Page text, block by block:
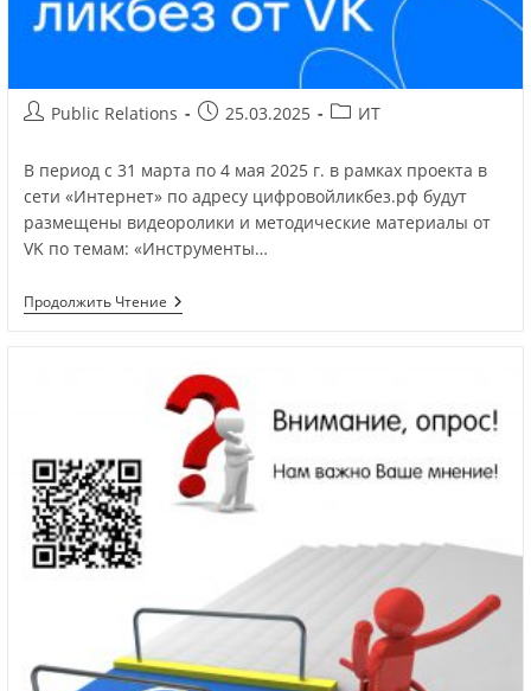
Public Relations 25.03.2025 ИТ
В период с 31 марта по 4 мая 2025 г. в рамках проекта в
сети «Интернет» по адресу цифровойликбез.рф будут
размещены видеоролики и методические материалы от
VK по темам: «Инструменты…
Продолжить Чтение